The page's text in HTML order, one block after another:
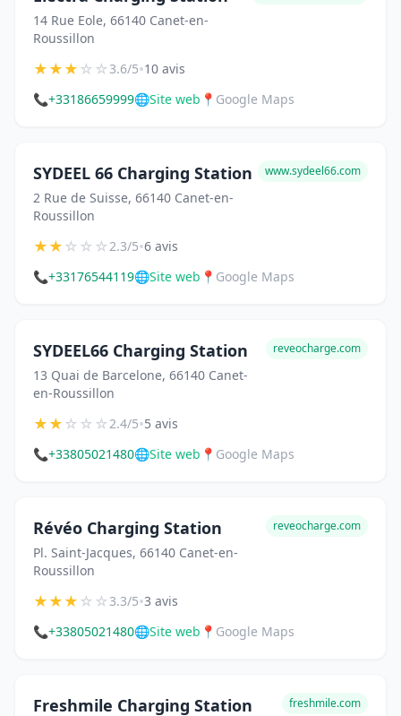
14 Rue Eole, 66140 Canet-en-
Roussillon
★★★☆☆3.6/5•10 avis
📞+33186659999🌐Site web 📍 Google Maps
SYDEEL 66 Charging Station
2 Rue de Suisse, 66140 Canet-en-
Roussillon
www.sydeel66.com
★★☆☆☆2.3/5•6 avis
📞+33176544119🌐Site web 📍 Google Maps
SYDEEL66 Charging Station
13 Quai de Barcelone, 66140 Canet-
en-Roussillon
reveocharge.com
★★☆☆☆2.4/5•5 avis
📞+33805021480🌐Site web 📍 Google Maps
Révéo Charging Station
Pl. Saint-Jacques, 66140 Canet-en-
Roussillon
reveocharge.com
★★★☆☆3.3/5•3 avis
📞+33805021480🌐Site web 📍 Google Maps
Freshmile Charging Station freshmile.com